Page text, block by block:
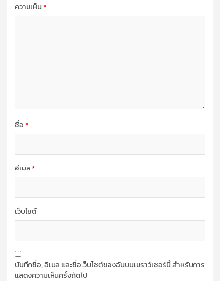
ความเห็น*
ชื่อ*
อีเมล*
เว็บไซต์
บันทึกชื่อ, อีเมล และชื่อเว็บไซต์ของฉันบนเบราว์เซอร์นี้ สำหรับการ
แสดงความเห็นครั้งถัดไป